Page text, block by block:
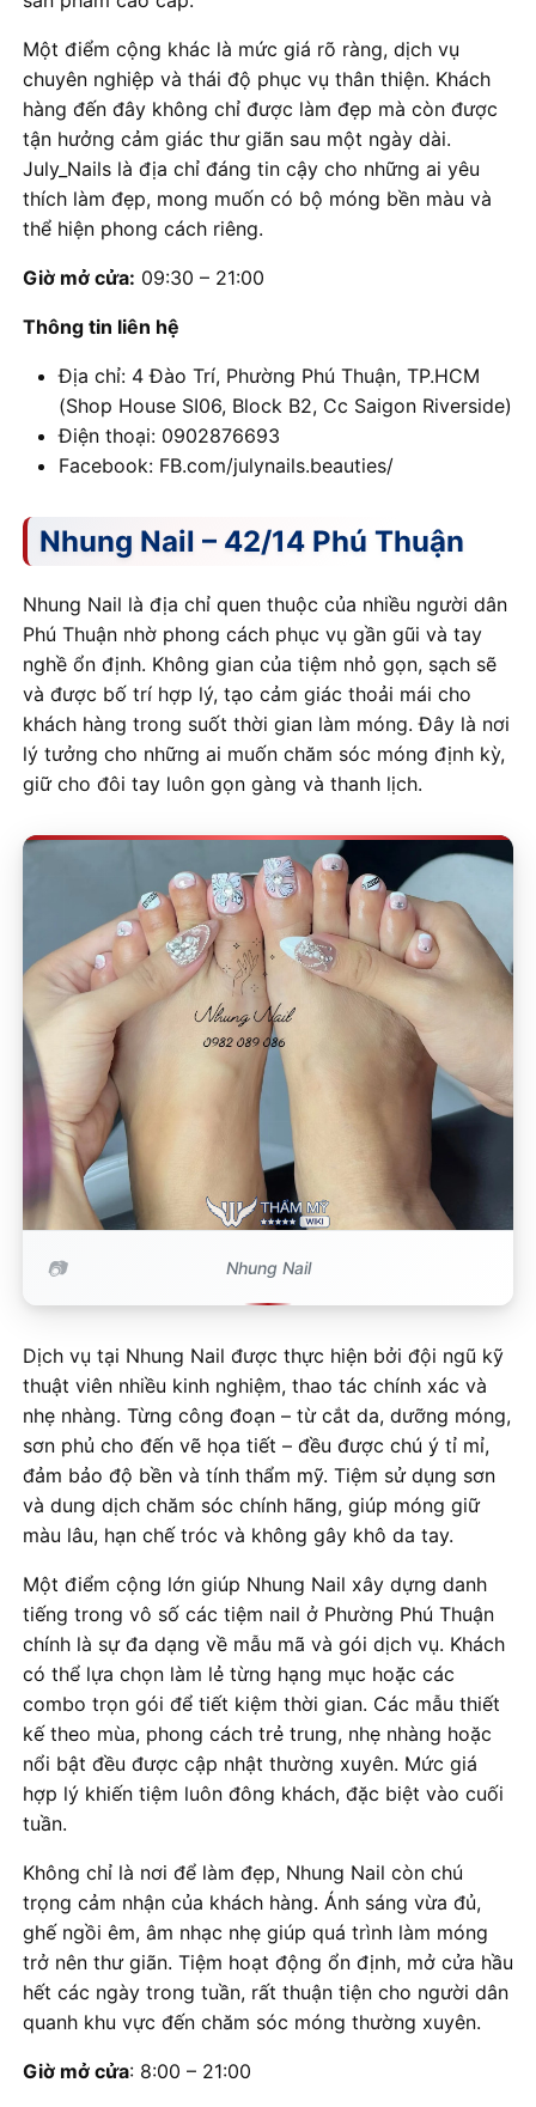
Một điểm cộng khác là mức giá rõ ràng, dịch vụ
chuyên nghiệp và thái độ phục vụ thân thiện. Khách
hàng đến đây không chỉ được làm đẹp mà còn được
tận hưởng cảm giác thư giãn sau một ngày dài.
July_Nails là địa chỉ đáng tin cậy cho những ai yêu
thích làm đẹp, mong muốn có bộ móng bền màu và
thể hiện phong cách riêng.
Giờ mở cửa: 09:30 – 21:00
Thông tin liên hệ
Địa chỉ: 4 Đào Trí, Phường Phú Thuận, TP.HCM
(Shop House SI06, Block B2, Cc Saigon Riverside)
Điện thoại: 0902876693
Facebook: FB.com/julynails.beauties/
Nhung Nail – 42/14 Phú Thuận
Nhung Nail là địa chỉ quen thuộc của nhiều người dân
Phú Thuận nhờ phong cách phục vụ gần gũi và tay
nghề ổn định. Không gian của tiệm nhỏ gọn, sạch sẽ
và được bố trí hợp lý, tạo cảm giác thoải mái cho
khách hàng trong suốt thời gian làm móng. Đây là nơi
lý tưởng cho những ai muốn chăm sóc móng định kỳ,
giữ cho đôi tay luôn gọn gàng và thanh lịch.
Nhung Nail
Dịch vụ tại Nhung Nail được thực hiện bởi đội ngũ kỹ
thuật viên nhiều kinh nghiệm, thao tác chính xác và
nhẹ nhàng. Từng công đoạn – từ cắt da, dưỡng móng,
sơn phủ cho đến vẽ họa tiết – đều được chú ý tỉ mỉ,
đảm bảo độ bền và tính thẩm mỹ. Tiệm sử dụng sơn
và dung dịch chăm sóc chính hãng, giúp móng giữ
màu lâu, hạn chế tróc và không gây khô da tay.
Một điểm cộng lớn giúp Nhung Nail xây dựng danh
tiếng trong vô số các tiệm nail ở Phường Phú Thuận
chính là sự đa dạng về mẫu mã và gói dịch vụ. Khách
có thể lựa chọn làm lẻ từng hạng mục hoặc các
combo trọn gói để tiết kiệm thời gian. Các mẫu thiết
kế theo mùa, phong cách trẻ trung, nhẹ nhàng hoặc
nổi bật đều được cập nhật thường xuyên. Mức giá
hợp lý khiến tiệm luôn đông khách, đặc biệt vào cuối
tuần.
Không chỉ là nơi để làm đẹp, Nhung Nail còn chú
trọng cảm nhận của khách hàng. Ánh sáng vừa đủ,
ghế ngồi êm, âm nhạc nhẹ giúp quá trình làm móng
trở nên thư giãn. Tiệm hoạt động ổn định, mở cửa hầu
hết các ngày trong tuần, rất thuận tiện cho người dân
quanh khu vực đến chăm sóc móng thường xuyên.
Giờ mở cửa: 8:00 – 21:00